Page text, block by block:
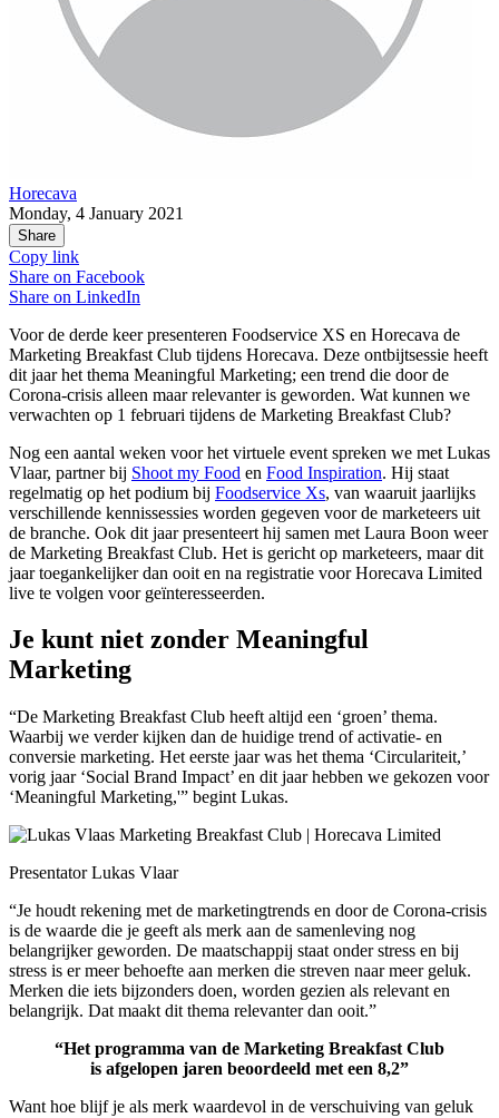
Horecava
Monday, 4 January 2021
Share
Copy link
Share on Facebook
Share on LinkedIn
Voor de derde keer presenteren Foodservice XS en Horecava de
Marketing Breakfast Club tijdens Horecava. Deze ontbijtsessie heeft
dit jaar het thema Meaningful Marketing; een trend die door de
Corona-crisis alleen maar relevanter is geworden. Wat kunnen we
verwachten op 1 februari tijdens de Marketing Breakfast Club?
Nog een aantal weken voor het virtuele event spreken we met Lukas
Vlaar, partner bij Shoot my Food en Food Inspiration. Hij staat
regelmatig op het podium bij Foodservice Xs, van waaruit jaarlijks
verschillende kennissessies worden gegeven voor de marketeers uit
de branche. Ook dit jaar presenteert hij samen met Laura Boon weer
de Marketing Breakfast Club. Het is gericht op marketeers, maar dit
jaar toegankelijker dan ooit en na registratie voor Horecava Limited
live te volgen voor geïnteresseerden.
Je kunt niet zonder Meaningful
Marketing
“De Marketing Breakfast Club heeft altijd een ‘groen’ thema.
Waarbij we verder kijken dan de huidige trend of activatie- en
conversie marketing. Het eerste jaar was het thema ‘Circulariteit,’
vorig jaar ‘Social Brand Impact’ en dit jaar hebben we gekozen voor
‘Meaningful Marketing,'” begint Lukas.
Presentator Lukas Vlaar
“Je houdt rekening met de marketingtrends en door de Corona-crisis
is de waarde die je geeft als merk aan de samenleving nog
belangrijker geworden. De maatschappij staat onder stress en bij
stress is er meer behoefte aan merken die streven naar meer geluk.
Merken die iets bijzonders doen, worden gezien als relevant en
belangrijk. Dat maakt dit thema relevanter dan ooit.”
“Het programma van de Marketing Breakfast Club
is afgelopen jaren beoordeeld met een 8,2”
Want hoe blijf je als merk waardevol in de verschuiving van geluk